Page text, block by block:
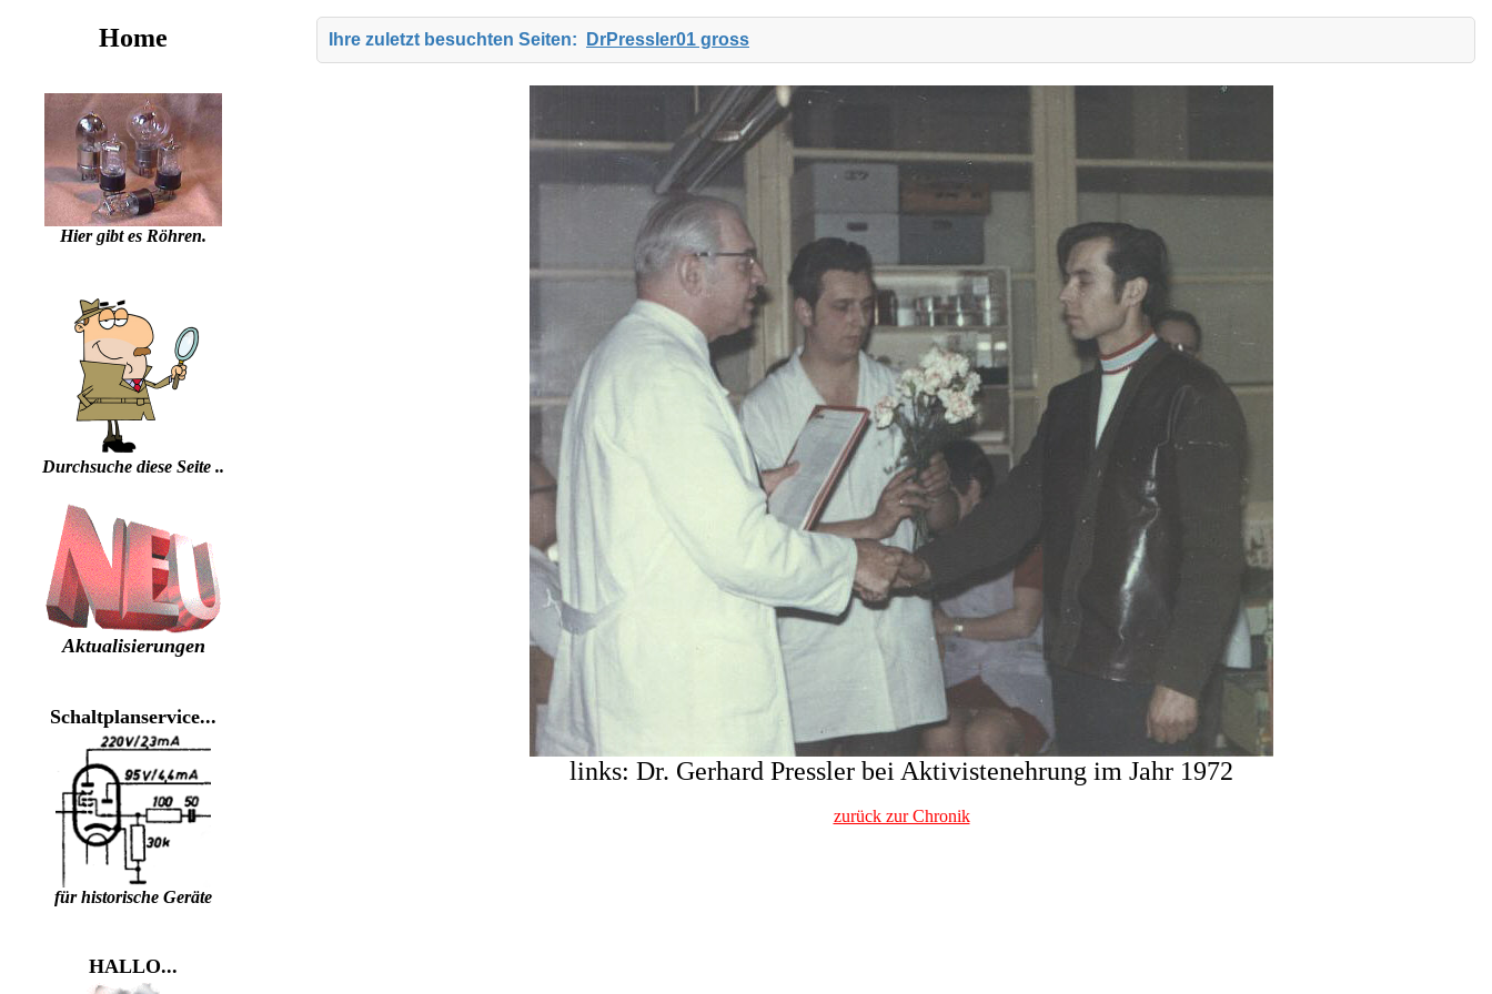
Home
Hier gibt es Röhren.
Durchsuche diese Seite ..
Aktualisierungen
Schaltplanservice...
für historische Geräte
HALLO...
Ihre zuletzt besuchten Seiten: DrPressler01 gross
links: Dr. Gerhard Pressler bei Aktivistenehrung im Jahr 1972
zurück zur Chronik